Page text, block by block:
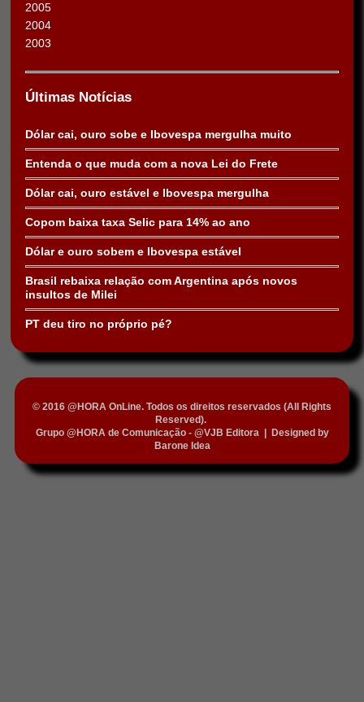
2005
2004
2003
Últimas Notícias
Dólar cai, ouro sobe e Ibovespa mergulha muito
Entenda o que muda com a nova Lei do Frete
Dólar cai, ouro estável e Ibovespa mergulha
Copom baixa taxa Selic para 14% ao ano
Dólar e ouro sobem e Ibovespa estável
Brasil rebaixa relação com Argentina após novos
insultos de Milei
PT deu tiro no próprio pé?
© 2016 @HORA OnLine. Todos os direitos reservados (All Rights
Reserved).
Grupo @HORA de Comunicação - @VJB Editora|
Designed by
Barone Idea